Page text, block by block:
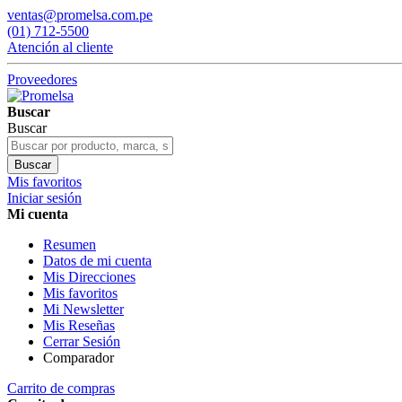
ventas@promelsa.com.pe
(01) 712-5500
Atención al cliente
Proveedores
Buscar
Buscar
Buscar
Mis favoritos
Iniciar sesión
Mi cuenta
Resumen
Datos de mi cuenta
Mis Direcciones
Mis favoritos
Mi Newsletter
Mis Reseñas
Cerrar Sesión
Comparador
Carrito de compras